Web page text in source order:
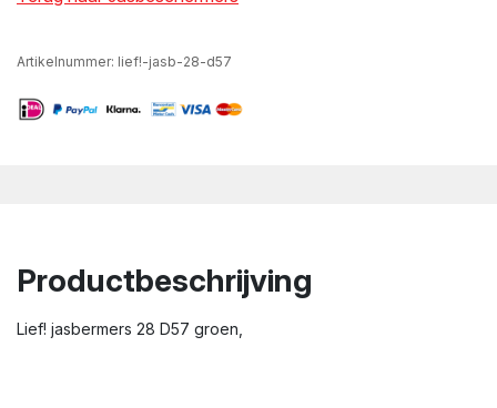
Artikelnummer: lief!-jasb-28-d57
Productbeschrijving
Lief! jasbermers 28 D57 groen,